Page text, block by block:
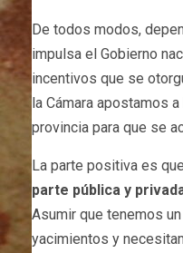
De todos modos,
impulsa el Gobierno
incentivos que se
la Cámara apostamos
provincia para que se
La parte positiva es que
parte pública y
Asumir que tenemos
yacimientos y